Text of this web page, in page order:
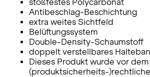
stoßfestes Polycarbonat
Antibeschlag-Beschichtung
extra weites Sichtfeld
Belüftungssystem
Double-Density-Schaumstoff
doppelt verstellbares
Dieses Produkt wurde vor
(produktsicherheits-